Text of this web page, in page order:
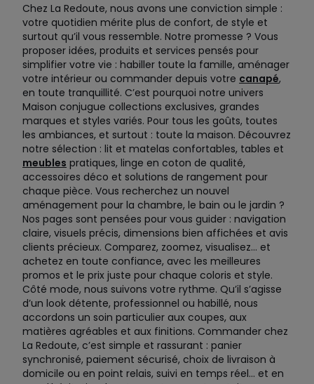
Chez La Redoute, nous avons une conviction simple :
votre quotidien mérite plus de confort, de style et
surtout qu’il vous ressemble. Notre promesse ? Vous
proposer idées, produits et services pensés pour
simplifier votre vie : habiller toute la famille, aménager
votre intérieur ou commander depuis votre canapé,
en toute tranquillité. C’est pourquoi notre univers
Maison conjugue collections exclusives, grandes
marques et styles variés. Pour tous les goûts, toutes
les ambiances, et surtout : toute la maison. Découvrez
notre sélection : lit et matelas confortables, tables et
meubles pratiques, linge en coton de qualité,
accessoires déco et solutions de rangement pour
chaque pièce. Vous recherchez un nouvel
aménagement pour la chambre, le bain ou le jardin ?
Nos pages sont pensées pour vous guider : navigation
claire, visuels précis, dimensions bien affichées et avis
clients précieux. Comparez, zoomez, visualisez… et
achetez en toute confiance, avec les meilleures
promos et le prix juste pour chaque coloris et style.
Côté mode, nous suivons votre rythme. Qu’il s’agisse
d’un look détente, professionnel ou habillé, nous
accordons un soin particulier aux coupes, aux
matières agréables et aux finitions. Commander chez
La Redoute, c’est simple et rassurant : panier
synchronisé, paiement sécurisé, choix de livraison à
domicile ou en point relais, suivi en temps réel… et en